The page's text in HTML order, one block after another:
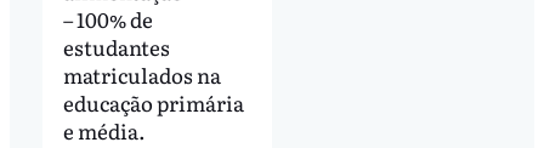
– 100% de
estudantes
matriculados na
educação primária
e média.